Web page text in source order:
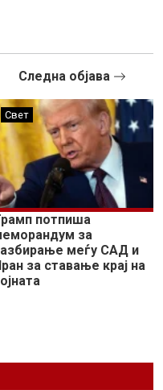
Следна објава
Свет
потпиша
за
меѓу САД и
за ставање крај на